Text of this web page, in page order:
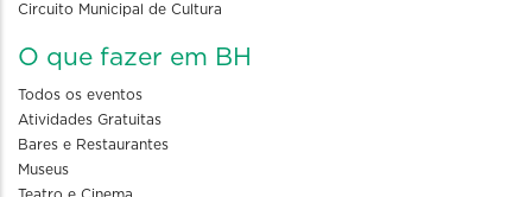
Circuito Municipal de Cultura
O que fazer em BH
Todos os eventos
Atividades Gratuitas
Bares e Restaurantes
Museus